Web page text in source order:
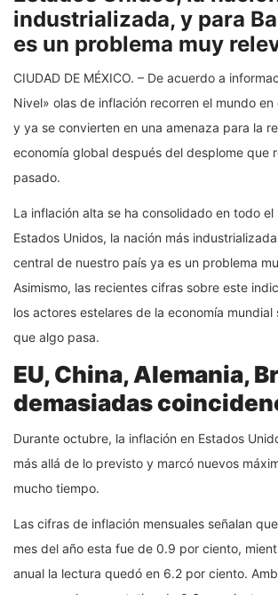
industrializada, y para
es un problema muy
CIUDAD DE MÉXICO. – De acuerdo a
Nivel» olas de inflación recorren el mundo en
y ya se convierten en una amenaza para la
economía global después del desplome que
pasado.
La inflación alta se ha consolidado en todo el
Estados Unidos, la nación más
central de nuestro país ya es un problema
Asimismo, las recientes cifras sobre este
los actores estelares de la economía
que algo pasa.
EU, China, Alemania,
demasiadas
Durante octubre, la inflación en Estados
más allá de lo previsto y marcó nuevos
mucho tiempo.
Las cifras de inflación mensuales señalan
mes del año esta fue de 0.9 por ciento,
anual la lectura quedó en 6.2 por ciento.